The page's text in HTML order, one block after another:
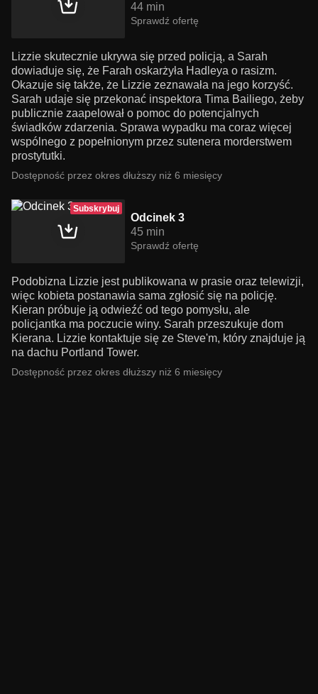
44 min
Sprawdź ofertę
Lizzie skutecznie ukrywa się przed policją, a Sarah
dowiaduje się, że Farah oskarżyła Hadleya o rasizm.
Okazuje się także, że Lizzie zeznawała na jego korzyść.
Sarah udaje się przekonać inspektora Tima Bailiego, żeby
publicznie zaapelował o pomoc do potencjalnych
świadków zdarzenia. Sprawa wypadku ma coraz więcej
wspólnego z popełnionym przez sutenera morderstwem
prostytutki.
Dostępność przez okres dłuższy niż 6 miesięcy
Subskrybuj
Odcinek 3
45 min
Sprawdź ofertę
Podobizna Lizzie jest publikowana w prasie oraz telewizji,
więc kobieta postanawia sama zgłosić się na policję.
Kieran próbuje ją odwieźć od tego pomysłu, ale
policjantka ma poczucie winy. Sarah przeszukuje dom
Kierana. Lizzie kontaktuje się ze Steve'm, który znajduje ją
na dachu Portland Tower.
Dostępność przez okres dłuższy niż 6 miesięcy